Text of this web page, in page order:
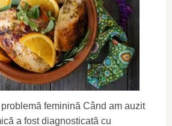
feminină Când am auzit
a fost diagnosticată cu